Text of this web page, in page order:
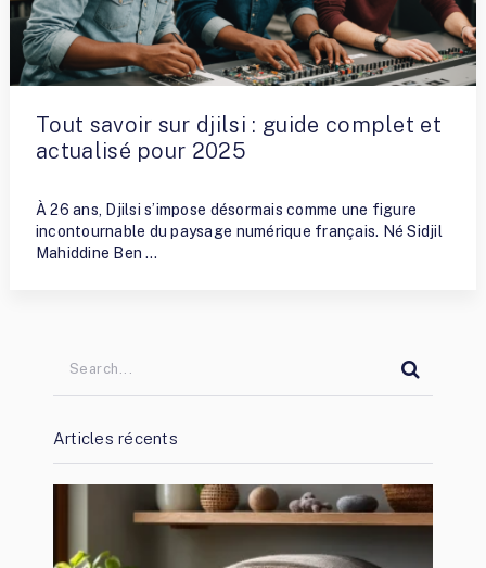
Tout savoir sur djilsi : guide complet et
actualisé pour 2025
À 26 ans, Djilsi s’impose désormais comme une figure
incontournable du paysage numérique français. Né Sidjil
Mahiddine Ben …
Articles récents